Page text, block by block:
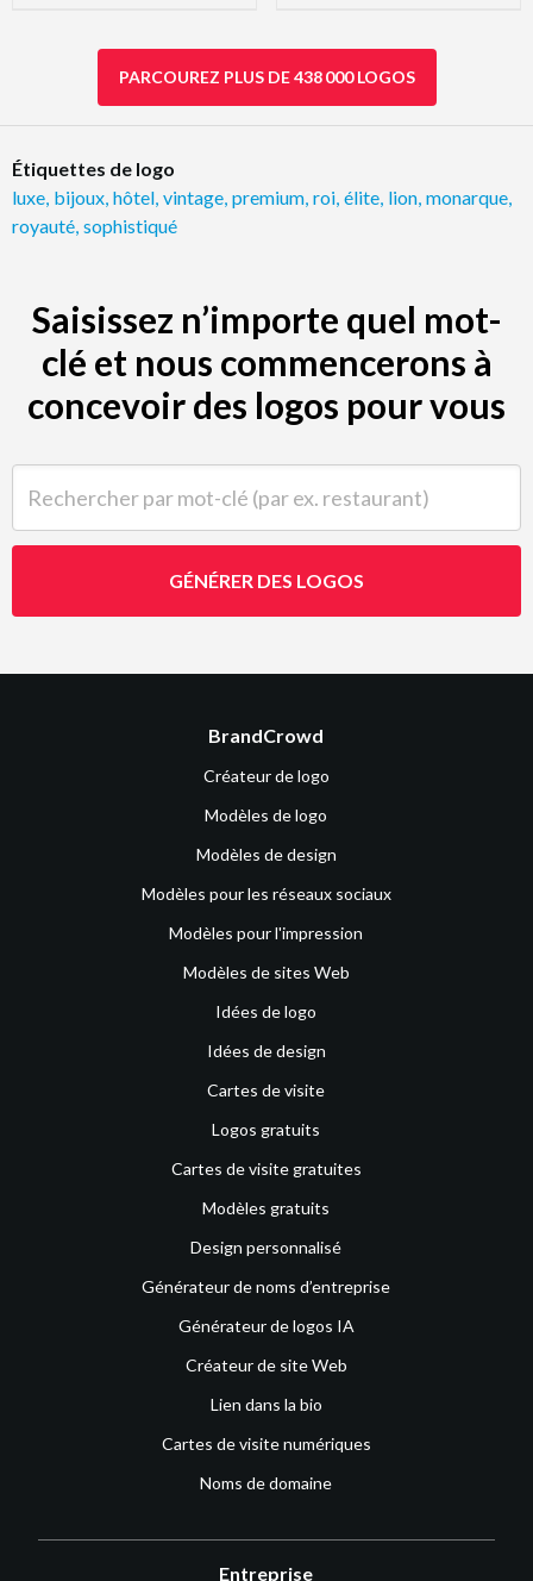
PARCOUREZ PLUS DE 438 000 LOGOS
Étiquettes de logo
luxe bijoux hôtel vintage premium roi élite lion monarque
royauté sophistiqué
Saisissez n’importe quel mot-
clé et nous commencerons à
concevoir des logos pour vous
GÉNÉRER DES LOGOS
BrandCrowd
Créateur de logo
Modèles de logo
Modèles de design
Modèles pour les réseaux sociaux
Modèles pour l'impression
Modèles de sites Web
Idées de logo
Idées de design
Cartes de visite
Logos gratuits
Cartes de visite gratuites
Modèles gratuits
Design personnalisé
Générateur de noms d’entreprise
Générateur de logos IA
Créateur de site Web
Lien dans la bio
Cartes de visite numériques
Noms de domaine
Entreprise